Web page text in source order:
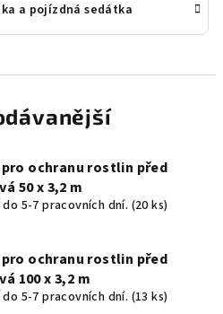
a pojízdná sedátka
pro ochranu rostlin před
50 x 3,2 m
5-7 pracovních dní. (20 ks)
pro ochranu rostlin před
100 x 3,2 m
5-7 pracovních dní. (13 ks)